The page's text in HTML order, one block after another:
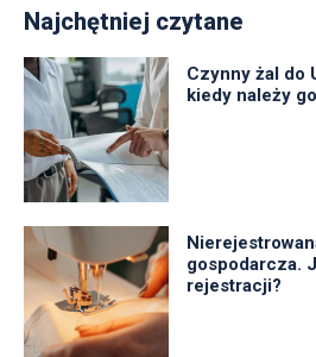
Najchętniej czytane
Czynny żal do
kiedy należy
gospodarcza.
rejestracji?